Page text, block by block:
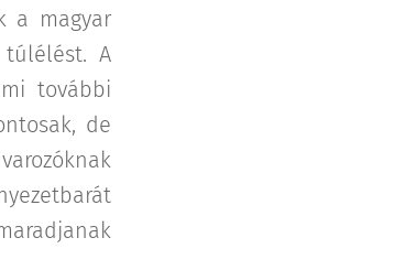
a magyar
túlélést. A
további
de